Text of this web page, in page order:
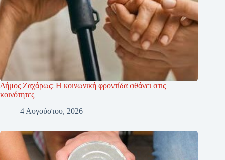
Δήμος Ζαχάρως: Η κοινωνική φροντίδα φθάνει στις
κοινότητες
4 Αυγούστου, 2026